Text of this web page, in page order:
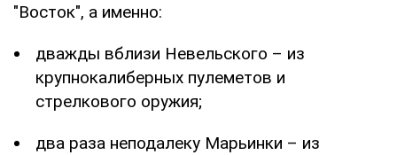
"Восток", а именно:
дважды вблизи Невельского – из
крупнокалиберных пулеметов и
стрелкового оружия;
два раза неподалеку Марьинки – из